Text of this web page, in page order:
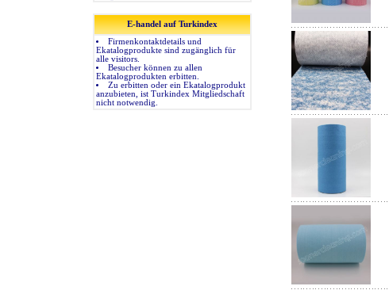
E-handel auf Turkindex
Firmenkontaktdetails und
Ekatalogprodukte sind zugänglich für
alle visitors.
Besucher können zu allen
Ekatalogprodukten erbitten.
Zu erbitten oder ein Ekatalogprodukt
anzubieten, ist Turkindex Mitgliedschaft
nicht notwendig.